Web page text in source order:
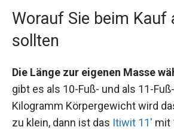
Worauf Sie beim Kauf
sollten
Die Länge zur eigenen Masse
gibt es als 10-Fuß- und als 11-
Kilogramm Körpergewicht wird
zu klein, dann ist das Itiwit 11' mit